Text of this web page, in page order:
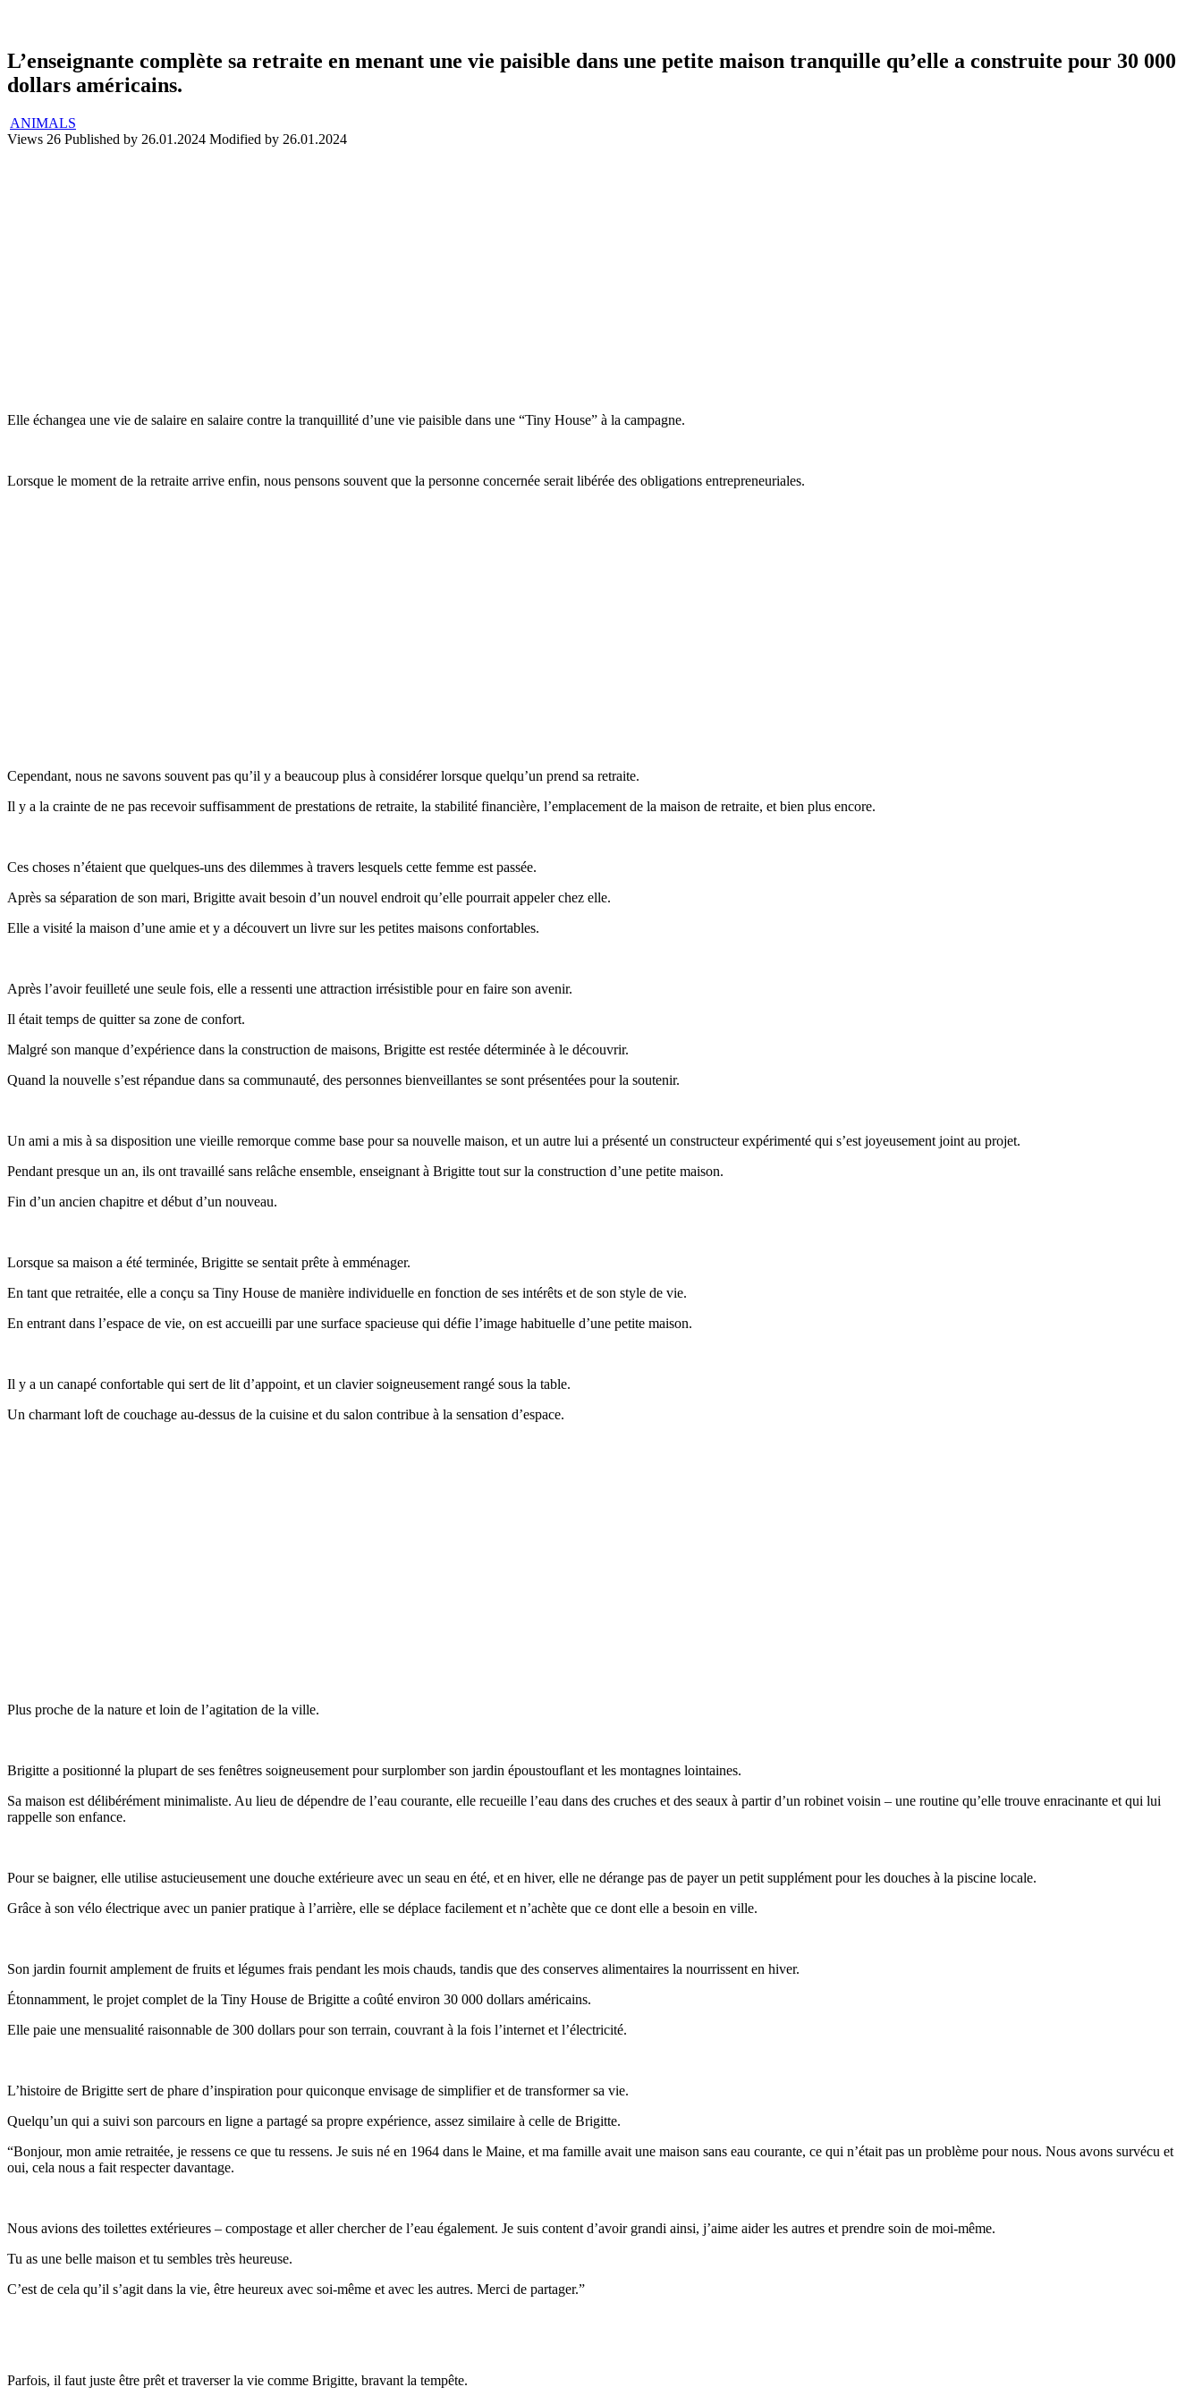
L’enseignante complète sa retraite en menant une vie paisible dans une petite maison tranquille qu’elle a construite pour 30 000
dollars américains.
ANIMALS
Views 26 Published by 26.01.2024 Modified by 26.01.2024
Elle échangea une vie de salaire en salaire contre la tranquillité d’une vie paisible dans une “Tiny House” à la campagne.
Lorsque le moment de la retraite arrive enfin, nous pensons souvent que la personne concernée serait libérée des obligations entrepreneuriales.
Cependant, nous ne savons souvent pas qu’il y a beaucoup plus à considérer lorsque quelqu’un prend sa retraite.
Il y a la crainte de ne pas recevoir suffisamment de prestations de retraite, la stabilité financière, l’emplacement de la maison de retraite, et bien plus encore.
Ces choses n’étaient que quelques-uns des dilemmes à travers lesquels cette femme est passée.
Après sa séparation de son mari, Brigitte avait besoin d’un nouvel endroit qu’elle pourrait appeler chez elle.
Elle a visité la maison d’une amie et y a découvert un livre sur les petites maisons confortables.
Après l’avoir feuilleté une seule fois, elle a ressenti une attraction irrésistible pour en faire son avenir.
Il était temps de quitter sa zone de confort.
Malgré son manque d’expérience dans la construction de maisons, Brigitte est restée déterminée à le découvrir.
Quand la nouvelle s’est répandue dans sa communauté, des personnes bienveillantes se sont présentées pour la soutenir.
Un ami a mis à sa disposition une vieille remorque comme base pour sa nouvelle maison, et un autre lui a présenté un constructeur expérimenté qui s’est joyeusement joint au projet.
Pendant presque un an, ils ont travaillé sans relâche ensemble, enseignant à Brigitte tout sur la construction d’une petite maison.
Fin d’un ancien chapitre et début d’un nouveau.
Lorsque sa maison a été terminée, Brigitte se sentait prête à emménager.
En tant que retraitée, elle a conçu sa Tiny House de manière individuelle en fonction de ses intérêts et de son style de vie.
En entrant dans l’espace de vie, on est accueilli par une surface spacieuse qui défie l’image habituelle d’une petite maison.
Il y a un canapé confortable qui sert de lit d’appoint, et un clavier soigneusement rangé sous la table.
Un charmant loft de couchage au-dessus de la cuisine et du salon contribue à la sensation d’espace.
Plus proche de la nature et loin de l’agitation de la ville.
Brigitte a positionné la plupart de ses fenêtres soigneusement pour surplomber son jardin époustouflant et les montagnes lointaines.
Sa maison est délibérément minimaliste. Au lieu de dépendre de l’eau courante, elle recueille l’eau dans des cruches et des seaux à partir d’un robinet voisin – une routine qu’elle trouve enracinante et qui lui
rappelle son enfance.
Pour se baigner, elle utilise astucieusement une douche extérieure avec un seau en été, et en hiver, elle ne dérange pas de payer un petit supplément pour les douches à la piscine locale.
Grâce à son vélo électrique avec un panier pratique à l’arrière, elle se déplace facilement et n’achète que ce dont elle a besoin en ville.
Son jardin fournit amplement de fruits et légumes frais pendant les mois chauds, tandis que des conserves alimentaires la nourrissent en hiver.
Étonnamment, le projet complet de la Tiny House de Brigitte a coûté environ 30 000 dollars américains.
Elle paie une mensualité raisonnable de 300 dollars pour son terrain, couvrant à la fois l’internet et l’électricité.
L’histoire de Brigitte sert de phare d’inspiration pour quiconque envisage de simplifier et de transformer sa vie.
Quelqu’un qui a suivi son parcours en ligne a partagé sa propre expérience, assez similaire à celle de Brigitte.
“Bonjour, mon amie retraitée, je ressens ce que tu ressens. Je suis né en 1964 dans le Maine, et ma famille avait une maison sans eau courante, ce qui n’était pas un problème pour nous. Nous avons survécu et
oui, cela nous a fait respecter davantage.
Nous avions des toilettes extérieures – compostage et aller chercher de l’eau également. Je suis content d’avoir grandi ainsi, j’aime aider les autres et prendre soin de moi-même.
Tu as une belle maison et tu sembles très heureuse.
C’est de cela qu’il s’agit dans la vie, être heureux avec soi-même et avec les autres. Merci de partager.”
Parfois, il faut juste être prêt et traverser la vie comme Brigitte, bravant la tempête.